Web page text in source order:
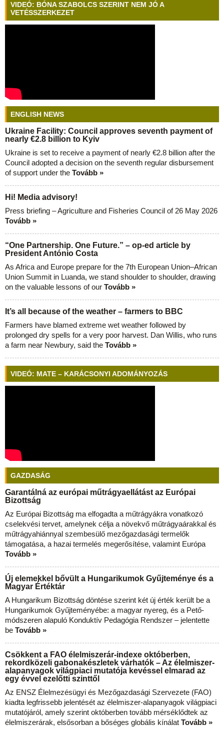
VIDEÓ: BÓNA SZABOLCS SZERINT NEM JÓ A
VETÉSSZERKEZET
ENGLISH NEWS
Ukraine Facility: Council approves seventh payment of
nearly €2.8 billion to Kyiv
Ukraine is set to receive a payment of nearly €2.8 billion after the
Council adopted a decision on the seventh regular disbursement
of support under the Tovább »
Hi! Media advisory!
Press briefing – Agriculture and Fisheries Council of 26 May 2026
Tovább »
“One Partnership. One Future.” – op-ed article by
President António Costa
As Africa and Europe prepare for the 7th European Union–African
Union Summit in Luanda, we stand shoulder to shoulder, drawing
on the valuable lessons of our Tovább »
It’s all because of the weather – farmers to BBC
Farmers have blamed extreme wet weather followed by
prolonged dry spells for a very poor harvest. Dan Willis, who runs
a farm near Newbury, said the Tovább »
VIDEÓ: MATE – KARÁCSONYI ADOMÁNYOZÁS
GAZDASÁG
Garantálná az európai műtrágyaellátást az Európai
Bizottság
Az Európai Bizottság ma elfogadta a műtrágyákra vonatkozó
cselekvési tervet, amelynek célja a növekvő műtrágyaárakkal és
műtrágyahiánnyal szembesülő mezőgazdasági termelők
támogatása, a hazai termelés megerősítése, valamint Európa
Tovább »
Új elemekkel bővült a Hungarikumok Gyűjteménye és a
Magyar Értéktár
A Hungarikum Bizottság döntése szerint két új érték került be a
Hungarikumok Gyűjteményébe: a magyar nyereg, és a Pető-
módszeren alapuló Konduktív Pedagógia Rendszer – jelentette
be Tovább »
Csökkent a FAO élelmiszerár-indexe októberben,
rekordközeli gabonakészletek várhatók – Az élelmiszer-
alapanyagok világpiaci mutatója kevéssel elmarad az
egy évvel ezelőtti szinttől
Az ENSZ Élelmezésügyi és Mezőgazdasági Szervezete (FAO)
kiadta legfrissebb jelentését az élelmiszer-alapanyagok világpiaci
mutatójáról, amely szerint októberben tovább mérséklődtek az
élelmiszerárak, elsősorban a bőséges globális kínálat Tovább »